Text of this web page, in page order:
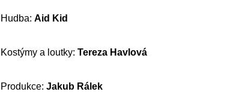
Hudba: Aid Kid
Kostýmy a loutky: Tereza Havlová
Produkce: Jakub Rálek